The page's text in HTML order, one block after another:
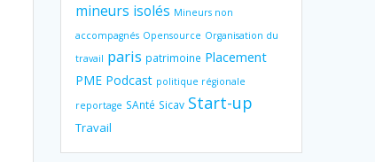
mineurs isolés Mineurs non
accompagnés Opensource Organisation du
travail paris patrimoine Placement
PME Podcast politique régionale
reportage SAnté Sicav Start-up
Travail